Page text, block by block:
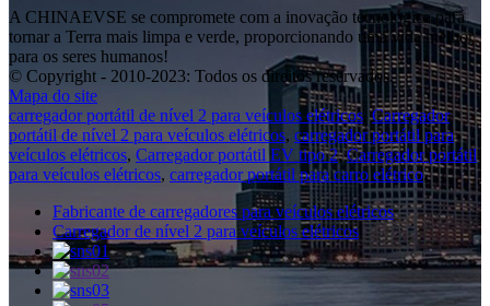
A CHINAEVSE se compromete com a inovação tecnológica para
tornar a Terra mais limpa e verde, proporcionando uma vida melhor
para os seres humanos!
© Copyright - 2010-2023: Todos os direitos reservados.
Mapa do site
carregador portátil de nível 2 para veículos elétricos ,Carregador
portátil de nível 2 para veículos elétricos, carregador portátil para
veículos elétricos, Carregador portátil EV tipo 2,Carregador portátil
para veículos elétricos, carregador portátil para carro elétrico,
Fabricante de carregadores para veículos elétricos
Carregador de nível 2 para veículos elétricos